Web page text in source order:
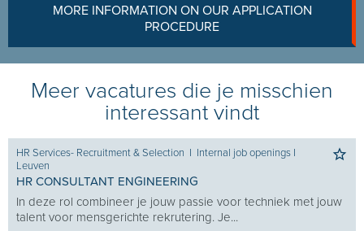
MORE INFORMATION ON OUR APPLICATION
PROCEDURE
Meer vacatures die je misschien
interessant vindt
openingsI
techniek met jouw
Internal job openingsI Antwerpen
Ben jij iemand die energie haalt uit
graag mensen spreekt en overtuigt,
Read more